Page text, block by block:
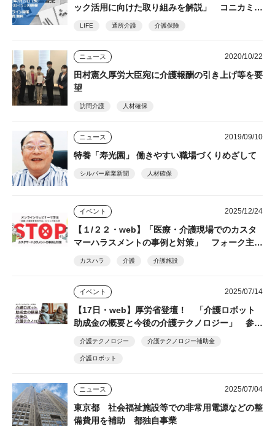
ック活用に向けた取り組みを解説」 コニカミノ
ルタジャパン
LIFE 通所介護 介護保険
ニュース 2020/10/22
田村憲久厚労大臣宛に介護報酬の引き上げ等を要
望
訪問介護 人材確保
ニュース 2019/09/10
特養「寿光園」 働きやすい職場づくりめざして
シルバー産業新聞 人材確保
イベント 2025/12/24
【１/２２・web】「医療・介護現場でのカスタ
マーハラスメントの事例と対策」 フォーク主
カスハラ 介護 介護施設
イベント 2025/07/14
【17日・web】厚労省登壇！ 「介護ロボット
助成金の概要と今後の介護テクノロジー」 参加
無料 フォーク
介護テクノロジー 介護テクノロジー補助金
介護ロボット
ニュース 2025/07/04
東京都 社会福祉施設等での非常用電源などの整
備費用を補助 都独自事業